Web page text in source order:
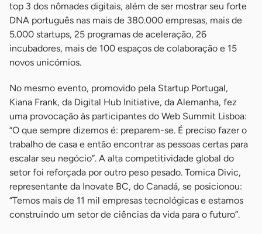
top 3 dos nômades digitais, além de ser mostrar seu forte
DNA português nas mais de 380.000 empresas, mais de
5.000 startups, 25 programas de aceleração, 26
incubadores, mais de 100 espaços de colaboração e 15
novos unicórnios.
No mesmo evento, promovido pela Startup Portugal,
Kiana Frank, da Digital Hub Initiative, da Alemanha, fez
uma provocação às participantes do Web Summit Lisboa:
“O que sempre dizemos é: preparem-se. É preciso fazer o
trabalho de casa e então encontrar as pessoas certas para
escalar seu negócio”. A alta competitividade global do
setor foi reforçada por outro peso pesado. Tomica Divic,
representante da Inovate BC, do Canadá, se posicionou:
“Temos mais de 11 mil empresas tecnológicas e estamos
construindo um setor de ciências da vida para o futuro”.